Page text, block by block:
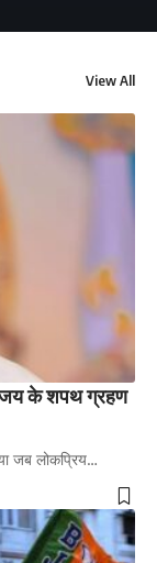
View All
के शपथ ग्रहण
जब लोकप्रिय…